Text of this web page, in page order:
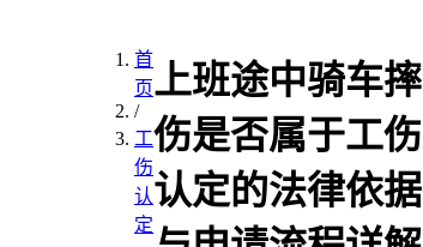
首
页
/
工
伤
认
定
上班途中骑车摔
伤是否属于工伤
认定的法律依据